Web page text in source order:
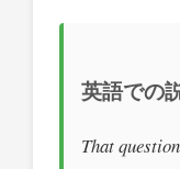
英語での
That